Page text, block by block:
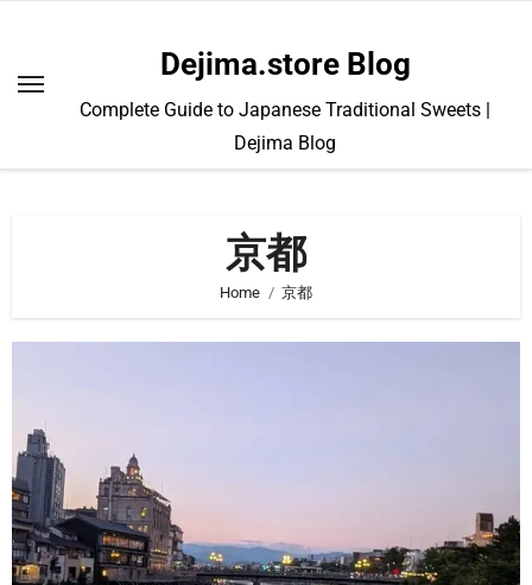
content
Dejima.store Blog
Complete Guide to Japanese Traditional Sweets |
Dejima Blog
京都
Home 京都